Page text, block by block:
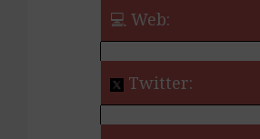
💻 Web:
Twitter: